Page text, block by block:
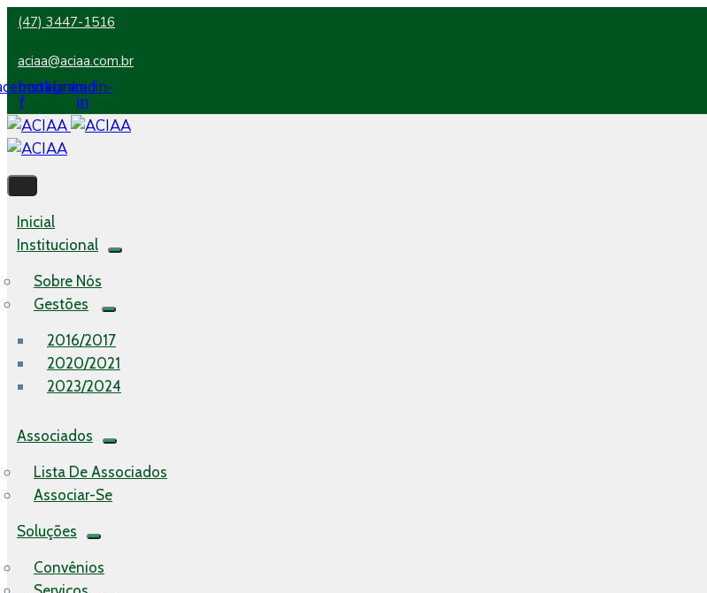
(47) 3447-1516
aciaa@aciaa.com.br
f
Instagram
Linkedin-
in
Inicial
Institucional
Sobre Nós
Gestões
2016/2017
2020/2021
2023/2024
Associados
Lista De Associados
Associar-Se
Soluções
Convênios